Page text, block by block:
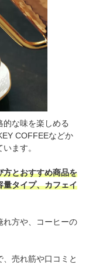
な味を楽しめる
COFFEEなどか
ます。
方とおすすめ商品を
量タイプ、カフェイ
れ方や、コーヒーの
売れ筋や口コミと